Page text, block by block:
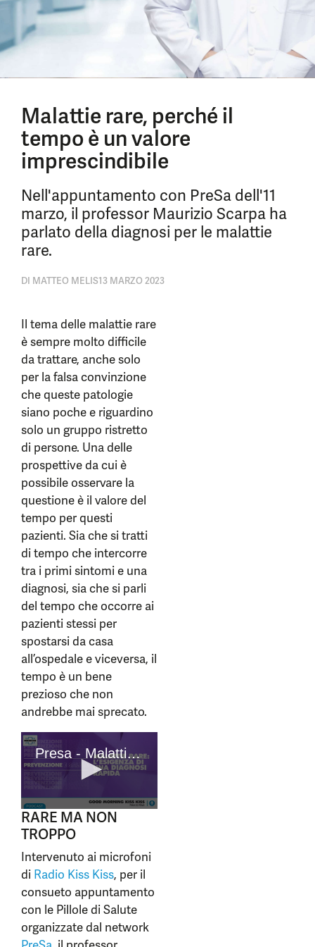
Malattie rare, perché il
tempo è un valore
imprescindibile
Nell'appuntamento con PreSa dell'11
marzo, il professor Maurizio Scarpa ha
parlato della diagnosi per le malattie
rare.
DI MATTEO MELIS13 MARZO 2023
Il tema delle malattie rare
è sempre molto difficile
da trattare, anche solo
per la falsa convinzione
che queste patologie
siano poche e riguardino
solo un gruppo ristretto
di persone. Una delle
prospettive da cui è
possibile osservare la
questione è il valore del
tempo per questi
pazienti. Sia che si tratti
di tempo che intercorre
tra i primi sintomi e una
diagnosi, sia che si parli
del tempo che occorre ai
pazienti stessi per
spostarsi da casa
all’ospedale e viceversa, il
tempo è un bene
prezioso che non
andrebbe mai sprecato.
RARE MA NON
TROPPO
Intervenuto ai microfoni
di Radio Kiss Kiss, per il
consueto appuntamento
con le Pillole di Salute
organizzate dal network